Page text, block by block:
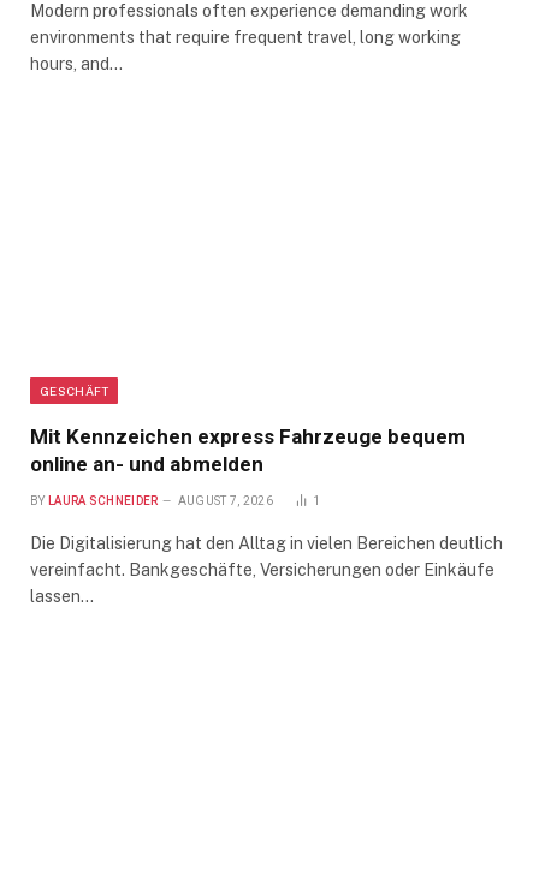
Modern professionals often experience demanding work
environments that require frequent travel, long working
hours, and…
GESCHÄFT
Mit Kennzeichen express Fahrzeuge bequem
online an- und abmelden
BY LAURA SCHNEIDER AUGUST 7, 2026 1
Die Digitalisierung hat den Alltag in vielen Bereichen deutlich
vereinfacht. Bankgeschäfte, Versicherungen oder Einkäufe
lassen…